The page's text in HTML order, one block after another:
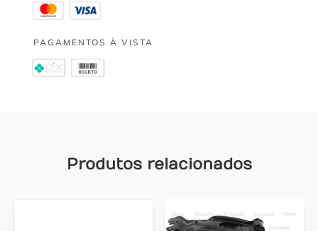
PAGAMENTOS À VISTA
Produtos relacionados